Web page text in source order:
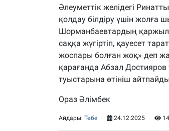
Әлеуметтік желідегі
қолдау білдіру үшін жолға
Шорманбаевтардың
саққа жүгіртіп, қауесет
жоспары болған жоқ» деп
қарағанда Абзал
туыстарына өтініш
Ораз Әлімбек
Айдары: Төбе 24.12.2025